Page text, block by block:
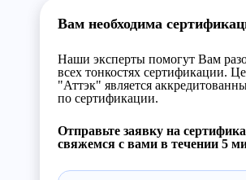
Вам необходима
Наши эксперты помогут Вам
всех тонкостях сертификации.
"Аттэк" является
по сертификации.
Отправьте заявку на
свяжемся с вами в течении 5